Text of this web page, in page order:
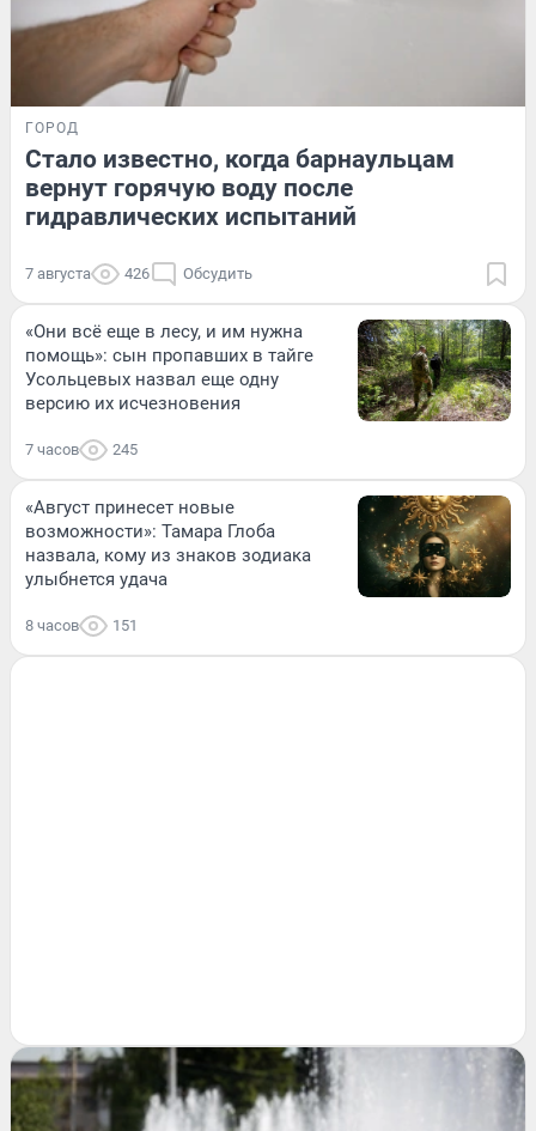
ГОРОД
Стало известно, когда барнаульцам
вернут горячую воду после
гидравлических испытаний
7 августа 426 Обсудить
«Они всё еще в лесу, и им нужна
помощь»: сын пропавших в тайге
Усольцевых назвал еще одну
версию их исчезновения
7 часов 245
«Август принесет новые
возможности»: Тамара Глоба
назвала, кому из знаков зодиака
улыбнется удача
8 часов 151